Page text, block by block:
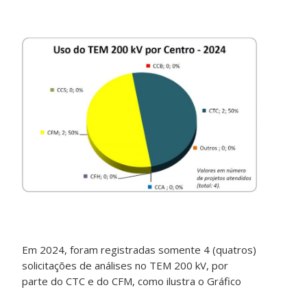
Em 2024, foram registradas somente 4 (quatros)
solicitações de análises no TEM 200 kV, por
parte do CTC e do CFM, como ilustra o Gráfico